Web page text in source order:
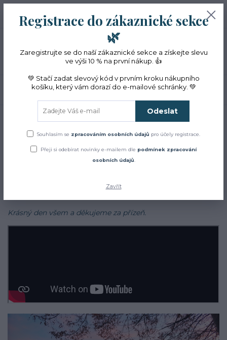
Menu
CZK
Hledat
(Po-Pá, 10-16 hod.)
0ks
0 Kč
Úvod
Blog
Zajímá Vás jak to u nás chodí?
Krásný den všem a děkujeme za přízeň.
Registrace do zákaznické sekce
🌿
Zaregistrujte se do naší zákaznické sekce a získejte slevu
ve výši 10 % na první nákup. 👍
💚 Stačí zadat slevový kód v prvním kroku nákupního
košíku, který vám dorazí do e-mailové schránky. 💚
Odeslat
Souhlasím se zpracováním osobních údajů pro účely registrace.
Přeji si odebírat novinky e-mailem dle podmínek zpracování
osobních údajů
Zavřít